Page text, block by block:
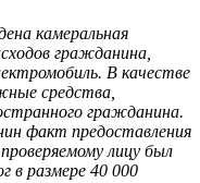
камеральная
гражданина,
В качестве
средства,
гражданина.
факт предоставления
лицу был
в размере 40 000